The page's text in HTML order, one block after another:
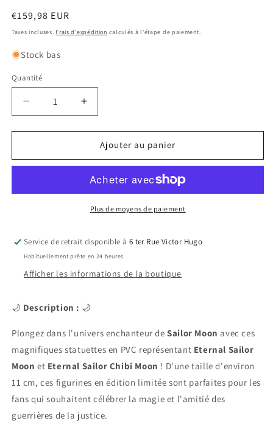
Prix
habituel
€159,98 EUR
Taxes incluses. Frais d'expédition calculés à l'étape de paiement.
Stock bas
Quantité
Réduire
la
quantité
🌙
Produit
Cosmos
The
Movie
PVC
Up
Eternal
Sailor
&amp;
Eternal
Sailor
Augmenter
la
quantité
🌙
du
Produit
Cosmos
The
Movie
PVC
Up
Eternal
Sailor
&amp;
Eternal
Sailor
Ajouter au panier
Plus de moyens de paiement
Service de retrait disponible à 6 ter Rue Victor Hugo
Habituellement prête en 24 heures
Afficher les informations de la boutique
🌙 Description : 🌙
Plongez dans l'univers enchanteur deSailor Moon avec ces
magnifiques statuettes en PVC représentant Eternal Sailor
Moon et Eternal Sailor Chibi Moon ! D'une taille d'environ
11 cm, ces figurines en édition limitée sont parfaites pour les
fans qui souhaitent célébrer la magie et l'amitié des
guerrières de la justice.